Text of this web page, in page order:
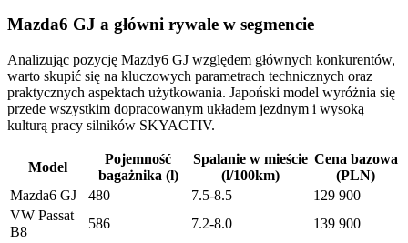
Mazda6 GJ a główni rywale w segmencie
Analizując pozycję Mazdy6 GJ względem głównych konkurentów,
warto skupić się na kluczowych parametrach technicznych oraz
praktycznych aspektach użytkowania. Japoński model wyróżnia się
przede wszystkim dopracowanym układem jezdnym i wysoką
kulturą pracy silników SKYACTIV.
Model
Pojemność
bagażnika (l)
Spalanie w mieście
(l/100km)
Cena bazowa
(PLN)
Mazda6 GJ
480 7.5-8.5
129 900
VW Passat
B8
586 7.2-8.0
139 900